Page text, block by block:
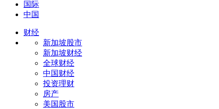
国际
中国
财经
新加坡股市
新加坡财经
全球财经
中国财经
投资理财
房产
美国股市